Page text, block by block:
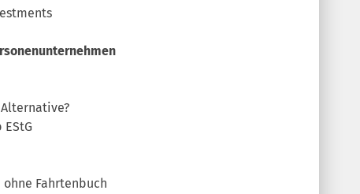
EStG
ohne Fahrtenbuch